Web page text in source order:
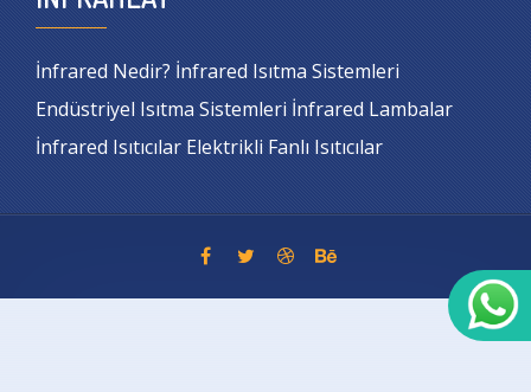
İnfrared Nedir? İnfrared Isıtma Sistemleri
Endüstriyel Isıtma Sistemleri İnfrared Lambalar
İnfrared Isıtıcılar Elektrikli Fanlı Isıtıcılar